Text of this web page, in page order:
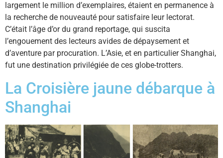
largement le million d’exemplaires, étaient en permanence à
la recherche de nouveauté pour satisfaire leur lectorat.
C’était l’âge d’or du grand reportage, qui suscita
l’engouement des lecteurs avides de dépaysement et
d’aventure par procuration. L’Asie, et en particulier Shanghai,
fut une destination privilégiée de ces globe-trotters.
La Croisière jaune débarque à
Shanghai